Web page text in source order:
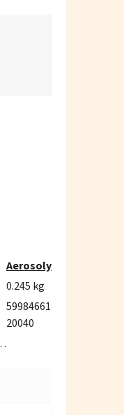
Aerosoly
0.245 kg
59984661
20040